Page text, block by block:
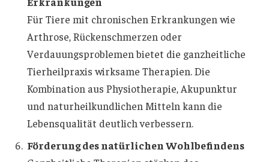
Für Tiere mit chronischen Erkrankungen wie
Arthrose, Rückenschmerzen oder
Verdauungsproblemen bietet die ganzheitliche
Tierheilpraxis wirksame Therapien. Die
Kombination aus Physiotherapie, Akupunktur
und naturheilkundlichen Mitteln kann die
Lebensqualität deutlich verbessern.
Förderung des natürlichen Wohlbefindens